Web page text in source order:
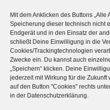
Mit dem Anklicken des Buttons „Alle
Speicherung dieser technisch nicht
Endgerät und in den Einsatz der
schließt Deine Einwilligung in die
Cookies/Trackingtechnologien
Zwecke ein. Du kannst auch
„Speichern“ klicken. Deine
jederzeit mit Wirkung für die
auf den Button "Cookies" rechts
in der Datenschutzerklärung.
© 2026